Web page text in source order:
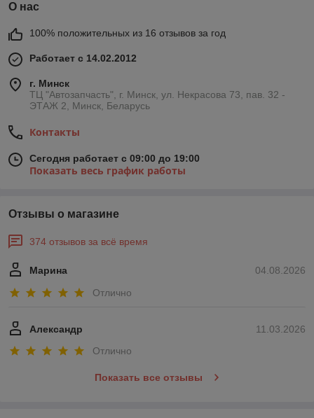
О нас
100% положительных из 16 отзывов за год
Работает с 14.02.2012
г. Минск
ТЦ "Автозапчасть", г. Минск, ул. Некрасова 73, пав. 32 -
ЭТАЖ 2, Минск, Беларусь
Контакты
Сегодня работает с 09:00 до 19:00
Показать весь график работы
Отзывы о магазине
374 отзывов за всё время
04.08.2026
Марина
Отлично
11.03.2026
Александр
Отлично
Показать все отзывы